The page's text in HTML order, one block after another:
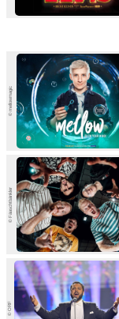
© mellowmagic
© Fäaschtbänkler
© ORF